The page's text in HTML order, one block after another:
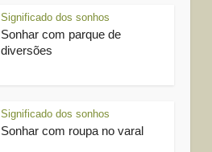
Significado dos sonhos
Sonhar com parque de
diversões
Significado dos sonhos
Sonhar com roupa no varal